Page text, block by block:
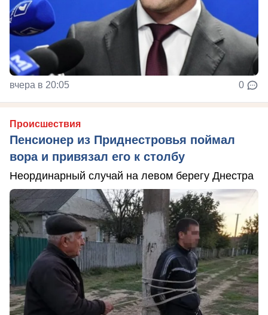
вчера в 20:05 0
Происшествия
Пенсионер из Приднестровья поймал
вора и привязал его к столбу
Неординарный случай на левом берегу Днестра